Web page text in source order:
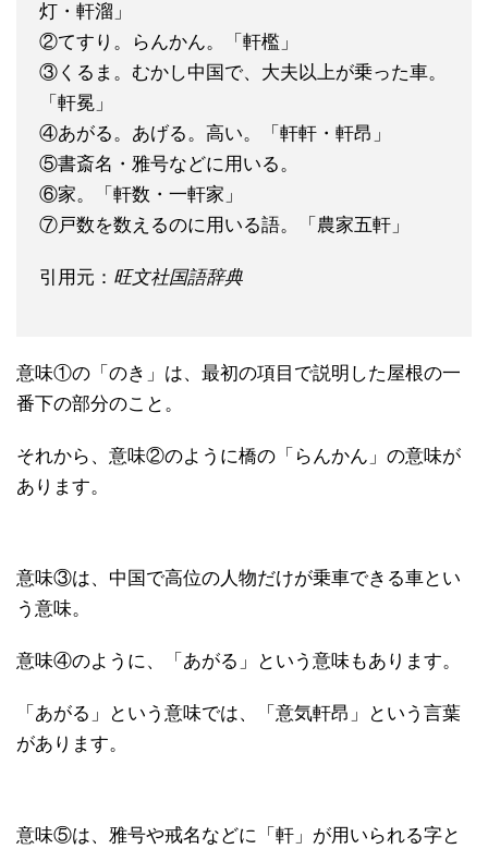
灯・軒溜」
②てすり。らんかん。「軒檻」
③くるま。むかし中国で、大夫以上が乗った車。
「軒冕」
④あがる。あげる。高い。「軒軒・軒昂」
⑤書斎名・雅号などに用いる。
⑥家。「軒数・一軒家」
⑦戸数を数えるのに用いる語。「農家五軒」
引用元： 旺文社国語辞典
意味①の「のき」は、最初の項目で説明した屋根の一
番下の部分のこと。
それから、意味②のように橋の「らんかん」の意味が
あります。
意味③は、中国で高位の人物だけが乗車できる車とい
う意味。
意味④のように、「あがる」という意味もあります。
「あがる」という意味では、「意気軒昂」という言葉
があります。
意味⑤は、雅号や戒名などに「軒」が用いられる字と